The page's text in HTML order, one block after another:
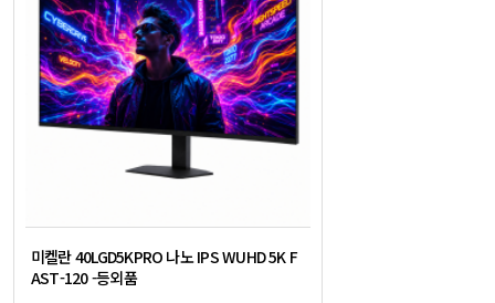
미켈란 40LGD5KPRO 나노 IPS WUHD 5K F
AST-120 -등외품